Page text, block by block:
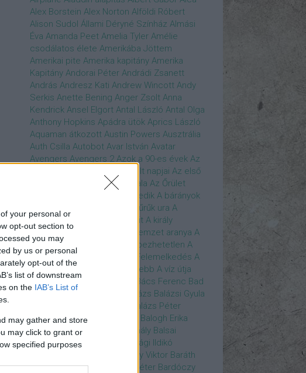
your personal or
opt-out section to
you may
by us or personal
opt-out of the
list of downstream
on the IAB’s List of
may gather and store
may click to grant or
specified purposes
Alex Borstein Alex Norton Alföldi Róbert
Alison Sudol Állami Déryné Színház Almási
Éva Amanda Peet Amelia Tyler Amélie
csodálatos élete Amerikába Jöttem
Amerikai pite Amerika kapitány Amerika
Kapitány Andorai Péter Andrádi Zsanett
András Andresz Kati Andrew Wincott Andy
Serkis Anette Bening Anger Zsolt Anna
Kendrick Ansel Elgort Antal László Antal Olga
Anthony Hopkins Apádra ütök Aprics László
Aquaman átkozott Austin Powers Ausztrália
Auth Csilla Autobot Avar István Avatar
Avengers Avengers 2 Azok a 90-es évek Az
Az eljövendő múlt napjai Az első
Az igazság hajnala Az Őrület
Az Utolsó Jedik A bárányok
A gyűrűk ura A
Hangya és a Darázs
A hobbit A király
beszéde A kis hableány A nemzet aranya A
Notre Dame i toronyőr
A sebezhetetlen A
sötét lovag A sötét lovag - Felemelkedés A
szomszéd nője mindig zöldebb A víz útja
Baby Driver Bácskai János Bács Ferenc Bad
Boys Bajos csajok Balázs Balázsi Gyula
Balázs Péter
Baldurs Gate 3
Balogh Erika
Balogh Mix Stúdió
Balog Mihály Balsai
Mónika Bánfalvi Eszter
Bánsági Ildikó
Baradlay Viktor Baráth
István Barát Attia Barbinek Péter Bardóczy